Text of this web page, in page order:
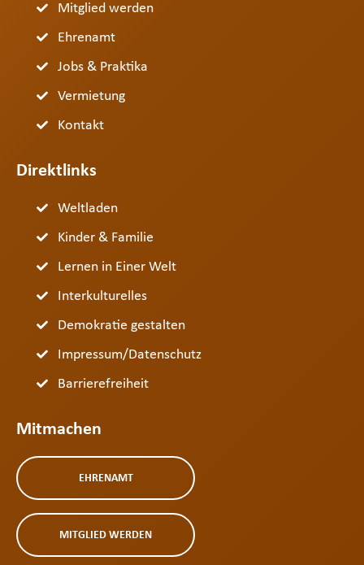
Mitglied werden
Ehrenamt
Jobs & Praktika
Vermietung
Kontakt
Direktlinks
Weltladen
Kinder & Familie
Lernen in Einer Welt
Interkulturelles
Demokratie gestalten
Impressum/Datenschutz
Barrierefreiheit
Mitmachen
EHRENAMT
MITGLIED WERDEN